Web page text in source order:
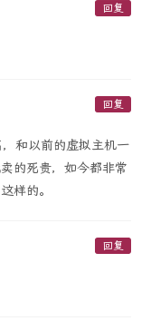
回复
回复
和以前的虚拟主机一
的死贵，如今都非常
样的。
回复